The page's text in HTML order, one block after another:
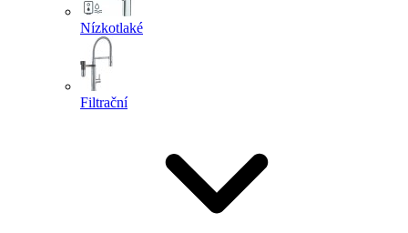
Nízkotlaké
Filtrační